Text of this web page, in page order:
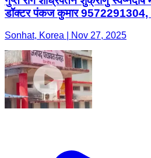
डॉक्टर पंकज कुमार
Sonhat, Korea | Nov 27, 2025